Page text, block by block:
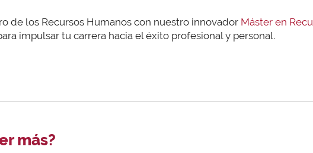
de los Recursos Humanos con nuestro innovador Máster en
impulsar tu carrera hacia el éxito profesional y personal.
más?